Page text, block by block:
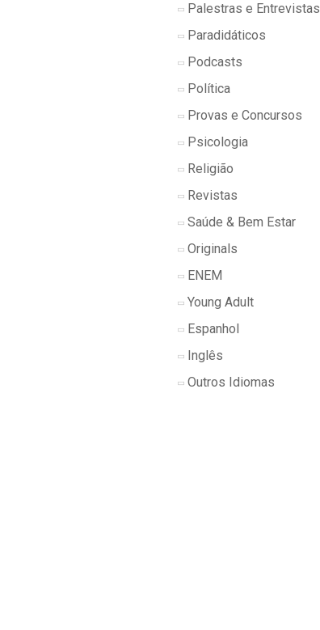
Palestras e Entrevistas
Paradidáticos
Podcasts
Política
Provas e Concursos
Psicologia
Religião
Revistas
Saúde & Bem Estar
Originals
ENEM
Young Adult
Espanhol
Inglês
Outros Idiomas